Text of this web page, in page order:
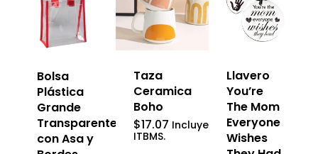
Bolsa
Plástica
Grande
Transparente
con Asa y
Taza
Ceramica
Boho
$17.07 Incluye
ITBMS.
Llavero
You’re
The Mom
Everyone
Wishes